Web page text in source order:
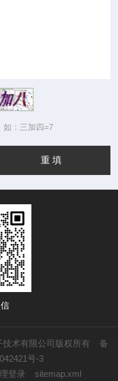
如：三加四=7
技术有限公司版权所有 备
号-3
登录 sitemap.xml